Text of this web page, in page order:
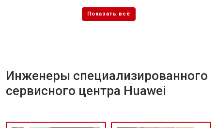
Инженеры специализированного
сервисного центра Huawei